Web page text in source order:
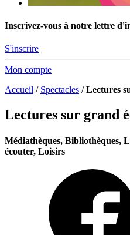
Inscrivez-vous à notre lettre
S'inscrire
Mon compte
Accueil / Spectacles /Lectures
Lectures sur grand
Médiathèques, Bibliothèques,
écouter, Loisirs